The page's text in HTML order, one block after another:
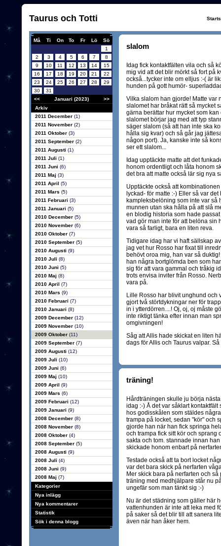
Taurus och Totti
Må Ti On To Fr Lö
Sö
1
2
3 4 5 6 7
8
9
10 11 12 13 14
15
16
17 18 19 20 21
22
23
24 25 26 27 28
29
30
31
<<
Januari (2023)
>>
Arkiv
2011 December (1)
2011 November (2)
2011 Oktober (3)
2011 September (2)
2011 Augusti (1)
2011 Juli (1)
2011 Juni (6)
2011 Maj (3)
2011 April (5)
2011 Mars (5)
2011 Februari (3)
2011 Januari (5)
2010 December (5)
2010 November (6)
2010 Oktober (7)
2010 September (5)
2010 Augusti (9)
2010 Juli (8)
2010 Juni (5)
2010 Maj (8)
2010 April (7)
2010 Mars (9)
2010 Februari (7)
2010 Januari (8)
2009 December (12)
2009 November (10)
2009 Oktober (11)
2009 September (7)
2009 Augusti (12)
2009 Juli (10)
2009 Juni (6)
2009 Maj (10)
2009 April (9)
2009 Mars (6)
2009 Februari (12)
2009 Januari (9)
2008 December (8)
2008 November (8)
2008 Oktober (4)
2008 September (5)
2008 Augusti (9)
2008 Juli (4)
2008 Juni (9)
2008 Maj (7)
Kategorier
Nya inlägg
Nya kommentarer
Statistik
Sök i denna blogg
slalom
Idag fick kontaktfälten vila och så
mig vid att det blir mörkt så fort på
också...tycker inte om elljus :-( är
hunden på gott humör-
Vilka slalom han gjorde! Matte var
slalomet har bråkat rätt så mycket
gärna berättar hur mycket som
slalomet börjar jag med att typ
säger slalom (så att han inte ska
hålla sig kvar) och så går jag
någon port). Ja, kanske inte så
ser ett slalom...
Idag upptäckte matte att det
honom ordentligt och låta honom
det bra att matte också lär sig nya
Upptäckte också att
lyckad- för matte :-) Eller så var
kampleksbelöning som inte var så
munnen utan ska hålla på att slå
en blodig historia som hade
vad gör man inte för att belöna sin
vara så farligt, bara en liten reva.
Tidigare idag har vi haft sällskap
jag vet hur Rosso har fixat till
behövt oroa mig, han var så
han några bortglömda ben som
sig för att vara gammal och tråkig
trots envisa inviter från Rosso.
vara på.
Lille Rosso har blivit unghund och
gjort två störtdykningar ner för
in i ytterdörren....! Oj, oj, oj måste
inte riktigt tänka efter innan man
omgivningen!
Såg att Allis hade skickat en liten
dags för Allis och Taurus valpar.
träning!
Hårdträningen skulle ju börja
idag :-) Å det var såklart
hos godisskålen som stäldes
trampa på locket, sedan "kör" och
gjorde han när han fick springa
och trampa fick sitt kör och sprang
sakta och tom. stannade innan
skickade honom enbart på
Testade också att ta bort locket
var det bara skick på nerfarten
Mer skick bara på nerfarten och
träning med medhjälpare står nu
ungefär som man tänkt sig :-)
Nu är det städning som gäller här
vattenhunden är inte att leka med
på saker så det blir till att sanera
även när han åker hem.